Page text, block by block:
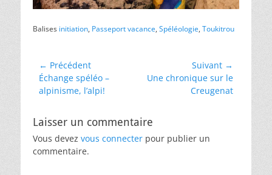
Balises initiation, Passeport vacance, Spéléologie, Toukitrou
Navigation
de
l’article
← Précédent
Article
précédent :
Échange spéléo –
alpinisme, l’alpi!
Suivant →
Article
Une chronique sur le
Creugenat
Laisser un commentaire
Vous devez vous connecter pour publier un
commentaire.